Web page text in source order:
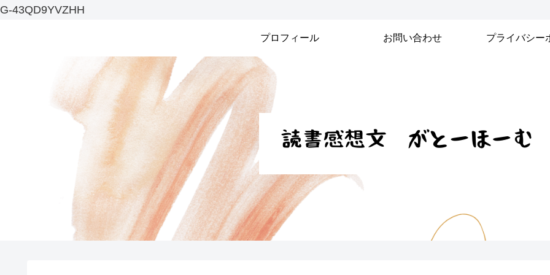
G-43QD9YVZHH
プロフィール お問い合わせ プライバシー